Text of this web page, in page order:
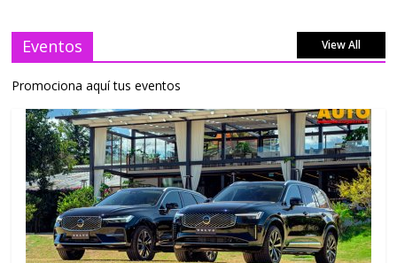
Eventos View All
Promociona aquí tus eventos